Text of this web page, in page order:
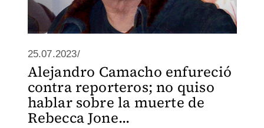
25.07.2023/
Alejandro Camacho enfureció
contra reporteros; no quiso
hablar sobre la muerte de
Rebecca Jone...